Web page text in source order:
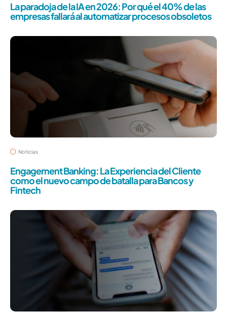
La paradoja de la IA en 2026: Por qué el 40% de las
empresas fallará al automatizar procesos obsoletos
Noticias
Engagement Banking: La Experiencia del Cliente
como el nuevo campo de batalla para Bancos y
Fintech